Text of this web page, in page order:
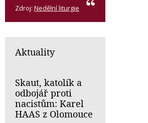
Zdroj: Nedělní liturgie
Aktuality
Skaut, katolík a
odbojář proti
nacistům: Karel
HAAS z Olomouce